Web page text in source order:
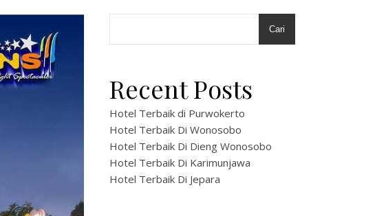
Cari
Recent Posts
Hotel Terbaik di Purwokerto
Hotel Terbaik Di Wonosobo
Hotel Terbaik Di Dieng Wonosobo
Hotel Terbaik Di Karimunjawa
Hotel Terbaik Di Jepara